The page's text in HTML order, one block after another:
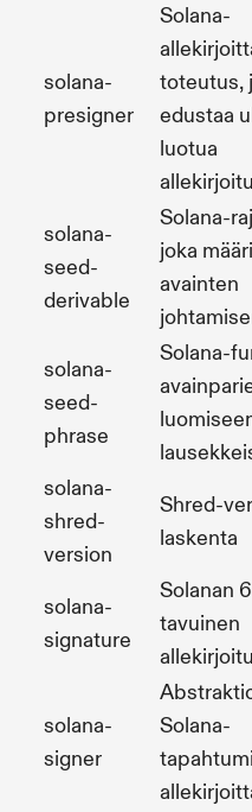
solana-
presigner
Solana-
toteutus,
edustaa
luotua
solana-
seed-
derivable
Solana-
joka
avainten
solana-
seed-
phrase
Solana-
solana-
shred-
version
Shred-
laskenta
solana-
signature
Solanan
tavuinen
solana-
signer
Solana-